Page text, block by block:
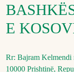
E
Rr: Bajram Kelmendi
10000 Prishtinë,